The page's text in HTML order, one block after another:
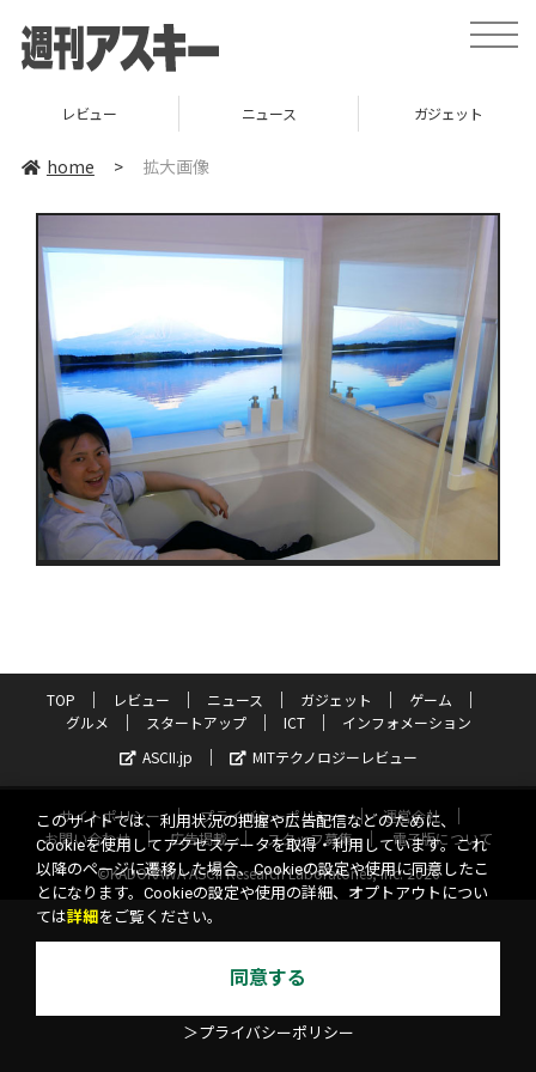
toggle
レビュー ニュース ガジェット
home > 拡大画像
TOP レビュー ニュース ガジェット
ゲーム
グルメ
スタートアップ ICT
インフォメーション
ASCII.jp
MITテクノロジーレビュー
サイトポリシー プライバシーポリシー
運営会社
お問い合わせ
広告掲載 スタッフ募集
電子版について
©KADOKAWA ASCII Research Laboratories, Inc. 2026
このサイトでは、利用状況の把握や広告配信などのために、
Cookieを使用してアクセスデータを取得・利用しています。これ
以降のページに遷移した場合、Cookieの設定や使用に同意したこ
とになります。Cookieの設定や使用の詳細、オプトアウトについ
ては詳細 をご覧ください。
同意する
＞プライバシーポリシー